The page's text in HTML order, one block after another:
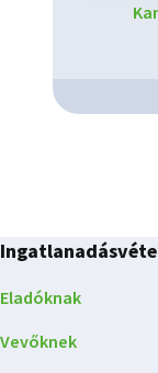
Eladóknak
Vevőknek